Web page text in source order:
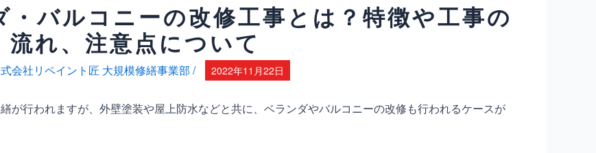
バルコニーの改修工事とは？特徴や工事の
流れ、注意点について
会社リペイント匠 大規模修繕事業部 / 2022年11月22日
が行われますが、外壁塗装や屋上防水などと共に、ベランダやバルコニーの改修も行われるケースが